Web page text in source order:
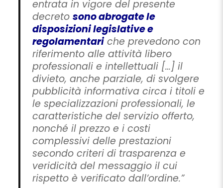
entrata in vigore del presente
decreto sono abrogate le
disposizioni legislative e
regolamentariche prevedono con
riferimento alle attività libero
professionali e intellettuali […] il
divieto, anche parziale, di svolgere
pubblicità informativa circa i titoli e
le specializzazioni professionali, le
caratteristiche del servizio offerto,
nonché il prezzo e i costi
complessivi delle prestazioni
secondo criteri di trasparenza e
veridicità del messaggio il cui
rispetto è verificato dall’ordine.”